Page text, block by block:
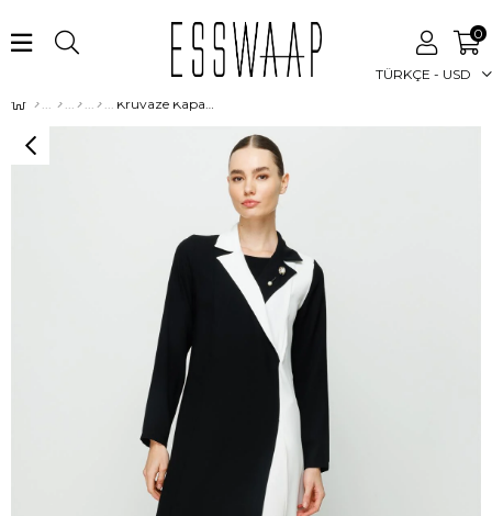
TÜRKÇE - USD
0
Kruvaze Kapama Görünümlü İnci Broş Detaylı Yırtmaçlı Pantolonlu Takım Siyah